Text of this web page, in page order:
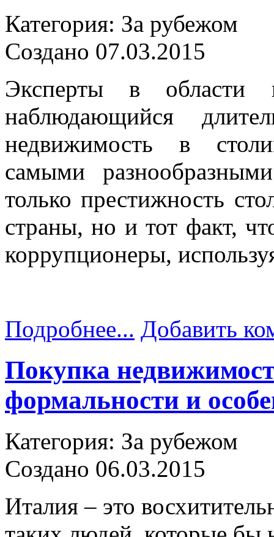
Категория: За рубежом
Создано 07.03.2015
Эксперты в области
наблюдающийся
недвижимость в
самыми
только престижность
страны, но и тот факт,
коррупционеры,
Подробнее... Добавить
Покупка
формальности и
Категория: За рубежом
Создано 06.03.2015
Италия – это